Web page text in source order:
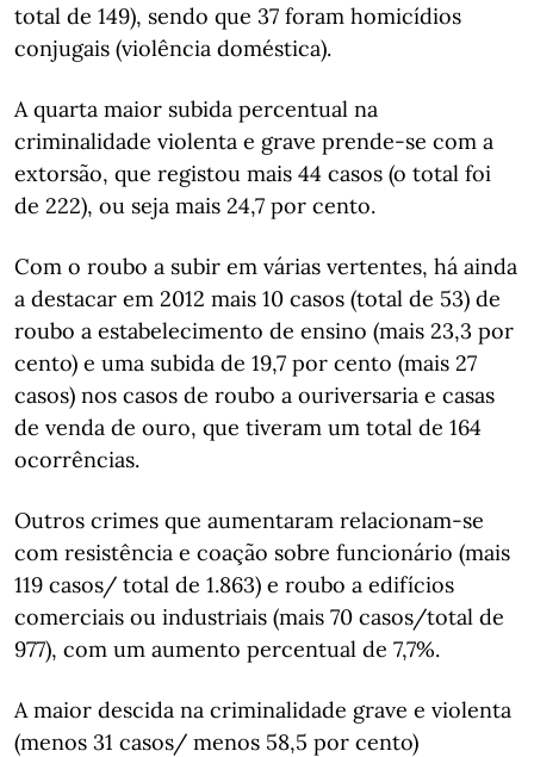
total de 149), sendo que 37 foram homicídios
conjugais (violência doméstica).
A quarta maior subida percentual na
criminalidade violenta e grave prende-se com a
extorsão, que registou mais 44 casos (o total foi
de 222), ou seja mais 24,7 por cento.
Com o roubo a subir em várias vertentes, há ainda
a destacar em 2012 mais 10 casos (total de 53) de
roubo a estabelecimento de ensino (mais 23,3 por
cento) e uma subida de 19,7 por cento (mais 27
casos) nos casos de roubo a ouriversaria e casas
de venda de ouro, que tiveram um total de 164
ocorrências.
Outros crimes que aumentaram relacionam-se
com resistência e coação sobre funcionário (mais
119 casos/ total de 1.863) e roubo a edifícios
comerciais ou industriais (mais 70 casos/total de
977), com um aumento percentual de 7,7%.
A maior descida na criminalidade grave e violenta
(menos 31 casos/ menos 58,5 por cento)